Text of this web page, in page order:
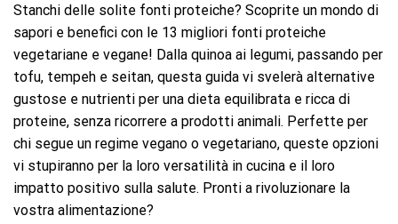
Stanchi delle solite fonti proteiche? Scoprite un mondo di
sapori e benefici con le 13 migliori fonti proteiche
vegetariane e vegane! Dalla quinoa ai legumi, passando per
tofu, tempeh e seitan, questa guida vi svelerà alternative
gustose e nutrienti per una dieta equilibrata e ricca di
proteine, senza ricorrere a prodotti animali. Perfette per
chi segue un regime vegano o vegetariano, queste opzioni
vi stupiranno per la loro versatilità in cucina e il loro
impatto positivo sulla salute. Pronti a rivoluzionare la
vostra alimentazione?